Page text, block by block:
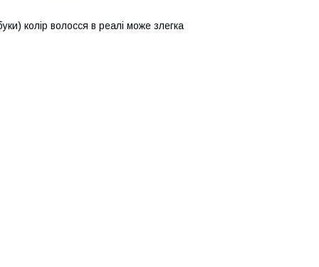
колір волосся в реалі може злегка